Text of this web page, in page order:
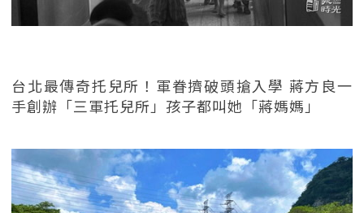
台北最傳奇托兒所！軍眷擠破頭搶入學 蔣方良一
手創辦「三軍托兒所」孩子都叫她「蔣媽媽」